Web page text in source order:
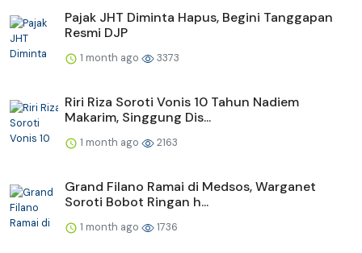
Pajak JHT Diminta Hapus, Begini Tanggapan
Resmi DJP
1 month ago 3373
Riri Riza Soroti Vonis 10 Tahun Nadiem
Makarim, Singgung Dis...
1 month ago 2163
Grand Filano Ramai di Medsos, Warganet
Soroti Bobot Ringan h...
1 month ago 1736